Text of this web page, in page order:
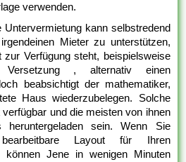
verwenden.
Untervermietung kann selbstredend
Mieter zu unterstützen,
Verfügung steht, beispielsweise
Versetzung , alternativ einen
beabsichtigt der mathematiker,
Haus wiederzubelegen. Solche
und die meisten von ihnen
heruntergeladen sein. Wenn Sie
Layout für Ihren
können Jene in wenigen Minuten